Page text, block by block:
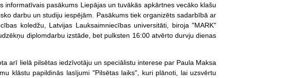
pasākums Liepājas un tuvākās apkārtnes vecāko klašu
darbu un studiju iespējām. Pasākums tiek organizēts sadarbībā ar
koledžu, Latvijas Lauksaimniecības universitāti, biroja "MARK"
diplomdarbu izstāde, bet pulksten 16:00 atvērto durvju dienas
arī lielā pilsētas iedzīvotāju un speciālistu interese par Paula Maksa
klāstu papildinās lasījumi "Pilsētas laiks", kuri plānoti, lai uzsvērtu